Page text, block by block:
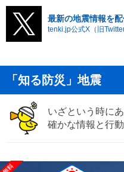
最新の地震情報を
tenki.jp公式X（旧
「知る防災」地震
いざという時に
確かな情報と行